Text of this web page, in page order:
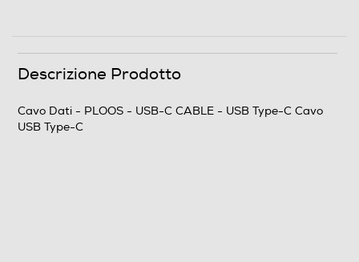
Descrizione Prodotto
Cavo Dati - PLOOS - USB-C CABLE - USB Type-C Cavo
USB Type-C